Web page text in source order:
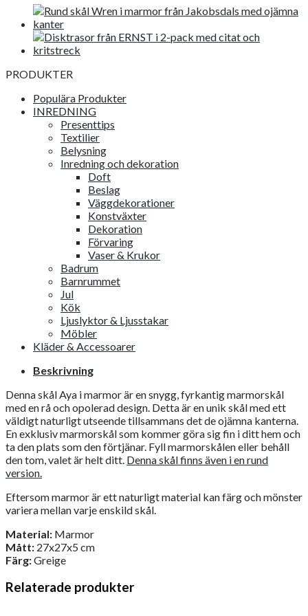
PRODUKTER
Populära Produkter
INREDNING
Presenttips
Textilier
Belysning
Inredning och dekoration
Doft
Beslag
Väggdekorationer
Konstväxter
Dekoration
Förvaring
Vaser & Krukor
Badrum
Barnrummet
Jul
Kök
Ljuslyktor & Ljusstakar
Möbler
Kläder & Accessoarer
Beskrivning
Denna skål Aya i marmor är en snygg, fyrkantig marmorskål
med en rå och opolerad design. Detta är en unik skål med ett
väldigt naturligt utseende tillsammans det de ojämna kanterna.
En exklusiv marmorskål som kommer göra sig fin i ditt hem och
ta den plats som den förtjänar. Fyll marmorskålen eller behåll
den tom, valet är helt ditt. Denna skål finns även i en rund
version.
Eftersom marmor är ett naturligt material kan färg och mönster
variera mellan varje enskild skål.
Material: Marmor
Mått: 27x27x5 cm
Färg:Greige
Relaterade produkter